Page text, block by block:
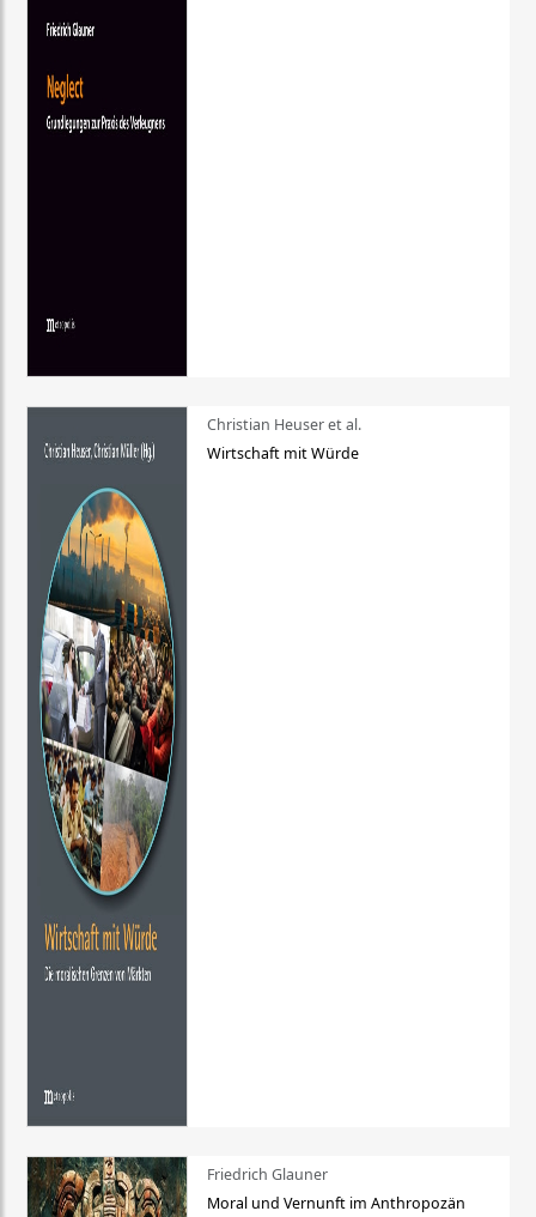
Christian Heuser et al.
Wirtschaft mit Würde
Friedrich Glauner
Moral und Vernunft im Anthropozän